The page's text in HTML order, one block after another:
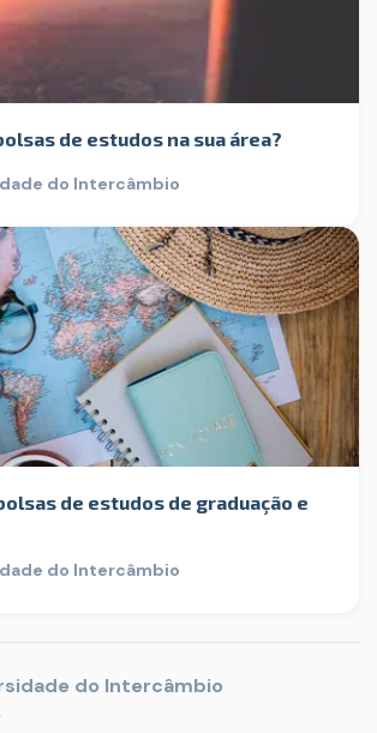
de estudos na sua área?
do Intercâmbio
de estudos de graduação e
do Intercâmbio
do Intercâmbio